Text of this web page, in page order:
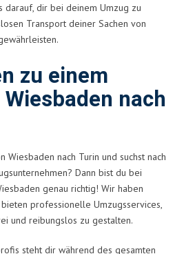
darauf, dir bei deinem Umzug zu
Transport deiner Sachen von
zu einem
nach
Wiesbaden nach Turin und suchst nach
Dann bist du bei
genau richtig! Wir haben
professionelle Umzugsservices,
und reibungslos zu gestalten.
steht dir während des gesamten